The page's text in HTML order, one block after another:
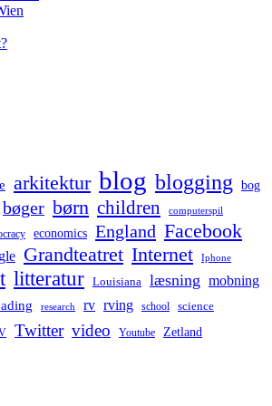
arkitektur blog blogging bog
bøger børn children computerspil
economics England Facebook
Grandteatret Internet Iphone
litteratur Louisiana læsning mobning
research rv rving school science
Twitter video Youtube Zetland